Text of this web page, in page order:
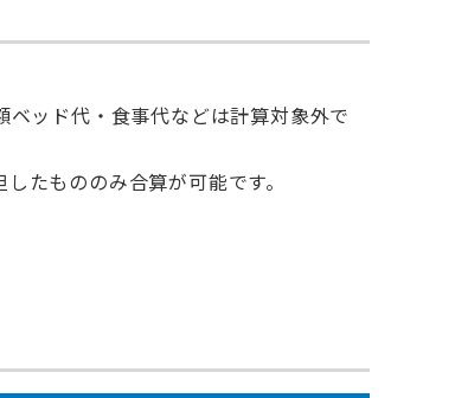
ッド代・食事代などは計算対象外で
たもののみ合算が可能です。